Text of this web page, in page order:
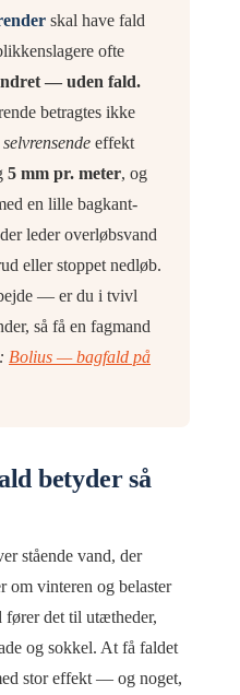
skal have fald
ofte
— uden fald.
betragtes ikke
selvrensende effekt
5 mm pr. meter, og
en lille bagkant-
leder overløbsvand
eller stoppet nedløb.
— er du i tvivl
så få en fagmand
Bolius — bagfald på
betyder så
stående vand, der
vinteren og belaster
fører det til utætheder,
og sokkel. At få faldet
stor effekt — og noget,